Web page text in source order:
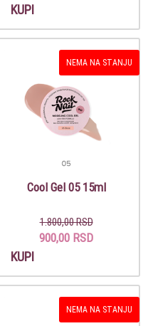
KUPI
NEMA NA STANJU
Cool Gel 05 15ml
1.800,00 RSD
900,00 RSD
KUPI
NEMA NA STANJU